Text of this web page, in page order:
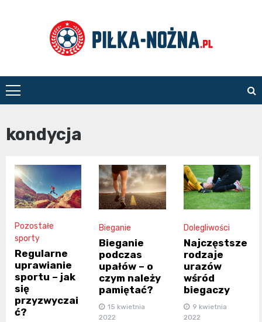
Piłka
Nożna
kondycja
Pozostałe
sporty
Regularne
uprawianie
sportu – jak
się
przyzwyczai
ć?
Bieganie
Bieganie
podczas
upałów – o
czym należy
pamiętać?
15 kwietnia
2022
Dolegliwości
Najczęstsze
rodzaje
urazów
wśród
biegaczy
9 kwietnia
2022